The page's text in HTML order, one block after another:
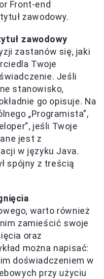
Front-end
zawodowy.
zawodowy
zastanów się, jaki
Twoje
Jeśli
stanowisko,
go opisuje. Na
„Programista”,
jeśli Twoje
jest z
w języku Java.
spójny z treścią
warto również
zamieścić swoje
oraz
można napisać:
doświadczeniem w
przy użyciu